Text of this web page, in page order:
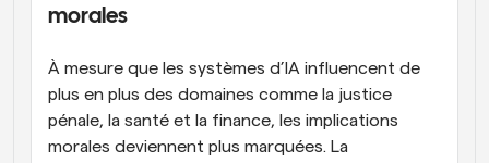
morales
À mesure que les systèmes d’IA influencent de
plus en plus des domaines comme la justice
pénale, la santé et la finance, les implications
morales deviennent plus marquées. La